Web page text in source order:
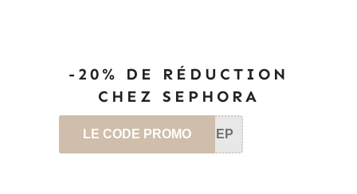
-20% DE RÉDUCTION
CHEZ SEPHORA
LE CODE PROMO SEP